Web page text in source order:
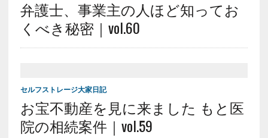
弁護士、事業主の人ほど知ってお
くべき秘密｜vol.60
セルフストレージ大家日記
お宝不動産を見に来ました もと医
院の相続案件｜vol.59